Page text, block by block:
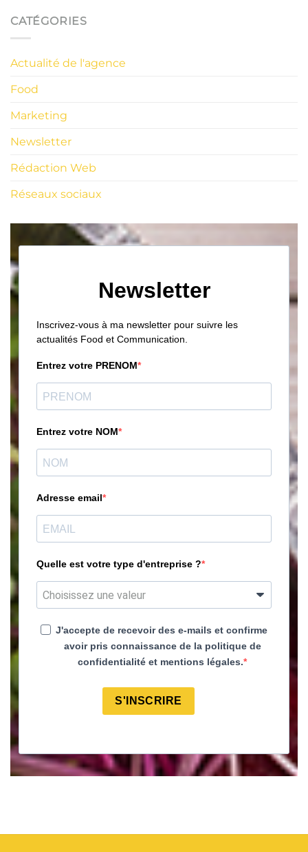
CATÉGORIES
Actualité de l'agence
Food
Marketing
Newsletter
Rédaction Web
Réseaux sociaux
Newsletter
Inscrivez-vous à ma newsletter pour suivre les
actualités Food et Communication.
Entrez votre PRENOM
Entrez votre NOM
Adresse email
Quelle est votre type d'entreprise ?
J'accepte de recevoir des e-mails et confirme
avoir pris connaissance de la politique de
confidentialité et mentions légales.
S'INSCRIRE